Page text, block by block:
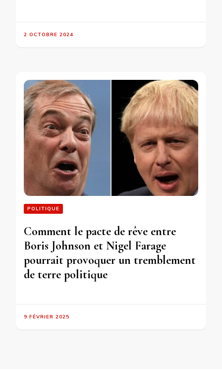
2 OCTOBRE 2024
POLITIQUE
Comment le pacte de rêve entre
Boris Johnson et Nigel Farage
pourrait provoquer un tremblement
de terre politique
9 FÉVRIER 2025